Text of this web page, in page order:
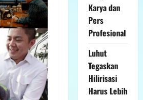
Karya dan
Pers
Profesional
Luhut
Tegaskan
Hilirisasi
Harus Lebih